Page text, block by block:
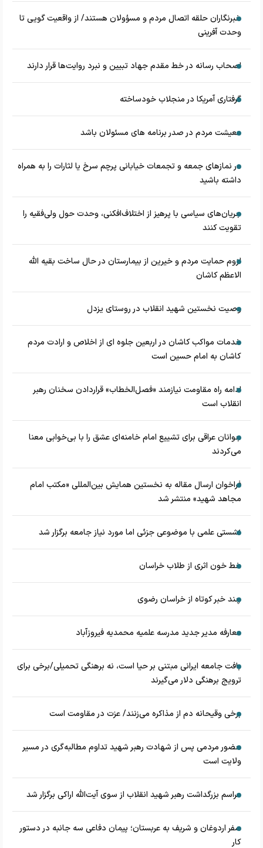
خبرنگاران حلقه اتصال مردم و مسؤولان هستند/ از واقعیت گویی تا
وحدت آفرینی
اصحاب رسانه در خط مقدم جهاد تبیین و نبرد روایت‌ها قرار دارند
گرفتاری آمریکا در منجلاب خودساخته
معیشت مردم در صدر برنامه های مسئولان باشد
در نماز‌های جمعه و تجمعات خیابانی پرچم سرخ یا لثارات را به همراه
داشته باشید
جریان‌های سیاسی با پرهیز از اختلاف‌افکنی، وحدت حول ولی‌فقیه را
تقویت کنند
لزوم حمایت مردم و خیرین از بیمارستان در حال ساخت بقیه الله
الاعظم کاشان
وصیت نخستین شهید انقلاب در روستای یزدل
خدمات مواکب کاشان در اربعین جلوه ای از اخلاص و ارادت مردم
کاشان به امام حسین است
ادامه راه مقاومت نیازمند «فصل‌الخطاب» قراردادن سخنان رهبر
انقلاب است
جوانان عراقی برای تشییع امام خامنه‌ای عشق را با بی‌خوابی معنا
می‌کردند
فراخوان ارسال مقاله به نخستین همایش بین‌المللی «مکتب امام
مجاهد شهید» منتشر شد
نشستی علمی با موضوعی جزئی اما مورد نیاز جامعه برگزار شد
خط خون اثری از طلاب خراسان
چند خبر کوتاه از خراسان رضوی
معارفه مدیر جدید مدرسه علمیه محمدیه فیروزآباد
بافت جامعه ایرانی مبتنی بر حیا است، نه برهنگی تحمیلی/برخی برای
ترویج برهنگی دلار می‌گیرند
برخی وقیحانه دم از مذاکره می‌زنند/ عزت در مقاومت است
حضور مردمی پس از شهادت رهبر شهید تداوم مطالبه‌گری در مسیر
ولایت است
مراسم بزرگداشت رهبر شهید انقلاب از سوی آیت‌الله اراکی برگزار شد
سفر اردوغان و شریف به عربستان؛ پیمان دفاعی سه جانبه در دستور
کار